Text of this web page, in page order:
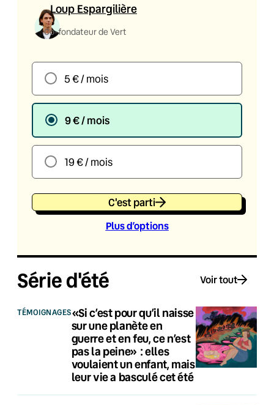
Loup Espargilière
Co-fondateur de Vert
5 € / mois
9 € / mois
19 € / mois
C'est parti
Plus d’options
Série d'été Voir tout
TÉMOIGNAGES«Si c’est pour qu’il naisse
sur une planète en
guerre et en feu, ce n’est
pas la peine» : elles
voulaient un enfant, mais
leur vie a basculé cet été